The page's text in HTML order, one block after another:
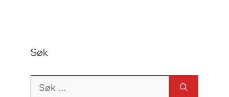
Søk
Søk